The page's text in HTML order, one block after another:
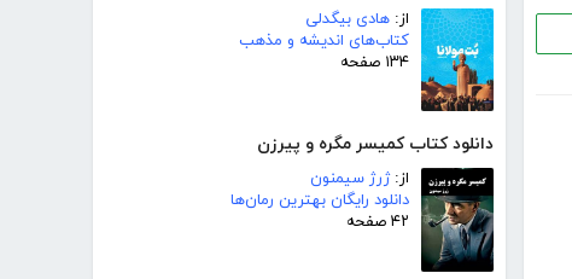
از: هادی بیگدلی
کتاب‌های اندیشه و مذهب
۱۳۴ صفحه
دانلود کتاب کمیسر مگره و پیرزن
از:ژرژ سیمنون
دانلود رایگان بهترین رمان‌ها
۴۲ صفحه